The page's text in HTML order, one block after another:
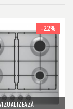
-22%